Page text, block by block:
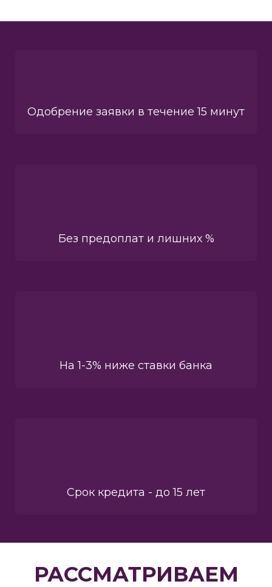
Одобрение заявки в течение 15 минут
Без предоплат и лишних %
На 1-3% ниже ставки банка
Срок кредита - до 15 лет
РАССМАТРИВАЕМ